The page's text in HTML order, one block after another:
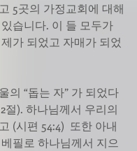
5곳의 가정교회에 대해
습니다. 이 들 모두가
가 되었고 자매가 되었
의 “돕는 자” 가 되었다
절). 하나님께서 우리의
(시편 54:4)  또한 아내
필로 하나님께서 지으